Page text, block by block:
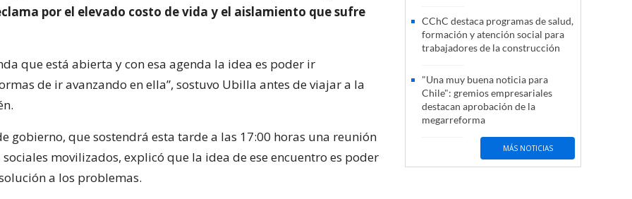
por el elevado costo de vida y el aislamiento que sufre
que está abierta y con esa agenda la idea es poder ir
de ir avanzando en ella”, sostuvo Ubilla antes de viajar a la
gobierno, que sostendrá esta tarde a las 17:00 horas una reunión
movilizados, explicó que la idea de ese encuentro es poder
a los problemas.
CChC destaca programas de salud,
formación y atención social para
trabajadores de la construcción
"Una muy buena noticia para
Chile": gremios empresariales
destacan aprobación de la
megarreforma
MÁS NOTICIAS